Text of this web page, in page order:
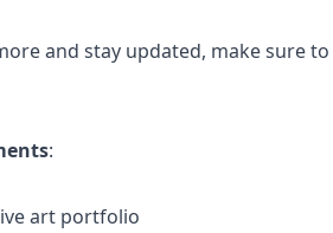
and stay updated, make sure to
:
art portfolio